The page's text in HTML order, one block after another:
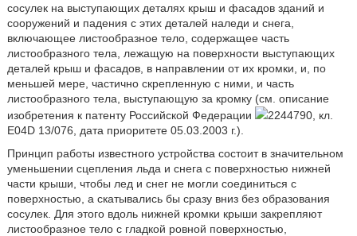
сосулек на выступающих деталях крыш и фасадов зданий и
сооружений и падения с этих деталей наледи и снега,
включающее листообразное тело, содержащее часть
листообразного тела, лежащую на поверхности выступающих
деталей крыш и фасадов, в направлении от их кромки, и, по
меньшей мере, частично скрепленную с ними, и часть
листообразного тела, выступающую за кромку (см. описание
изобретения к патенту Российской Федерации
2244790, кл.
E04D 13/076, дата приоритете 05.03.2003 г.).
Принцип работы известного устройства состоит в значительном
уменьшении сцепления льда и снега с поверхностью нижней
части крыши, чтобы лед и снег не могли соединиться с
поверхностью, а скатывались бы сразу вниз без образования
сосулек. Для этого вдоль нижней кромки крыши закрепляют
листообразное тело с гладкой ровной поверхностью,